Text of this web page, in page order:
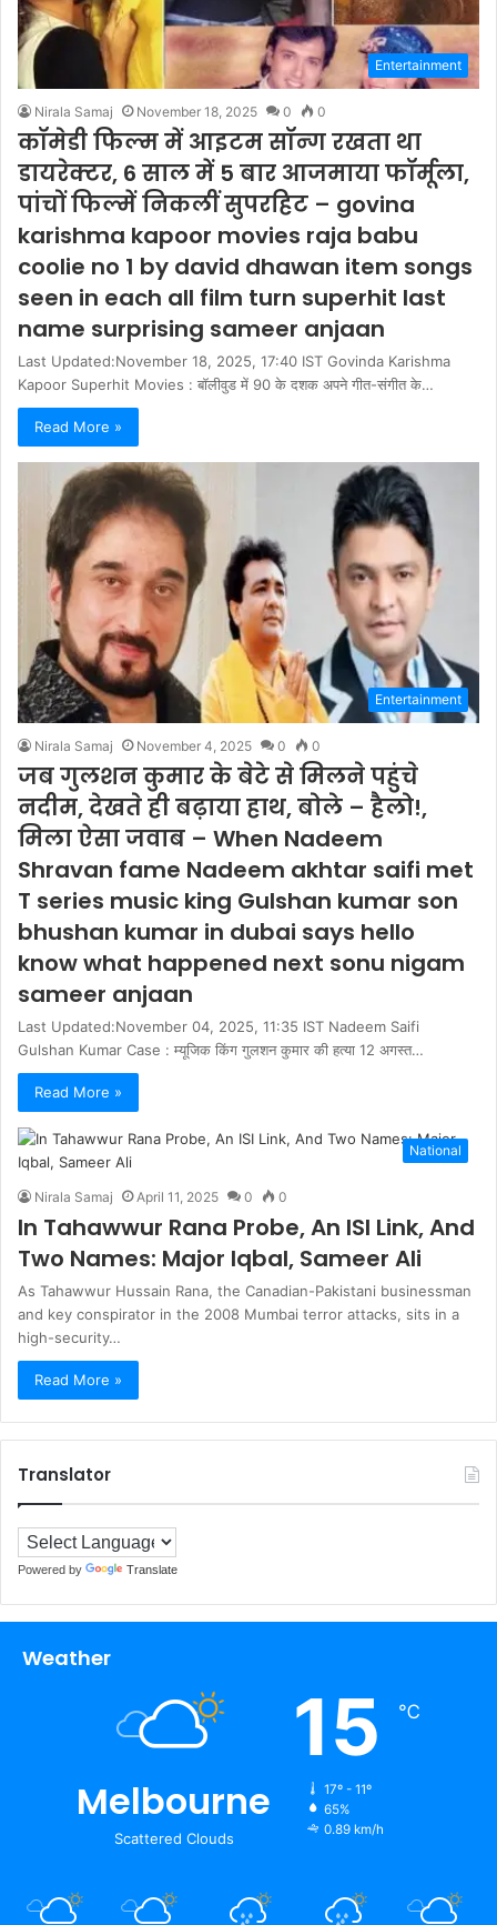
Entertainment
Nirala Samaj November 18, 2025 0 0
कॉमेडी फिल्म में आइटम सॉन्ग रखता था
डायरेक्टर, 6 साल में 5 बार आजमाया फॉर्मूला,
पांचों फिल्में निकलीं सुपरहिट – govina
karishma kapoor movies raja babu
coolie no 1 by david dhawan item songs
seen in each all film turn superhit last
name surprising sameer anjaan
Last Updated:November 18, 2025, 17:40 IST Govinda Karishma
Kapoor Superhit Movies : बॉलीवुड में 90 के दशक अपने गीत-संगीत के…
Read More »
Entertainment
Nirala Samaj November 4, 2025 0 0
जब गुलशन कुमार के बेटे से मिलने पहुंचे
नदीम, देखते ही बढ़ाया हाथ, बोले – हैलो!,
मिला ऐसा जवाब – When Nadeem
Shravan fame Nadeem akhtar saifi met
T series music king Gulshan kumar son
bhushan kumar in dubai says hello
know what happened next sonu nigam
sameer anjaan
Last Updated:November 04, 2025, 11:35 IST Nadeem Saifi
Gulshan Kumar Case : म्यूजिक किंग गुलशन कुमार की हत्या 12 अगस्त…
Read More »
National
Nirala Samaj April 11, 2025 0 0
In Tahawwur Rana Probe, An ISI Link, And
Two Names: Major Iqbal, Sameer Ali
As Tahawwur Hussain Rana, the Canadian-Pakistani businessman
and key conspirator in the 2008 Mumbai terror attacks, sits in a
high-security…
Read More »
Translator
Powered by Translate
Weather
Melbourne
Scattered Clouds
15 ℃
17º - 11º
65%
0.89 km/h